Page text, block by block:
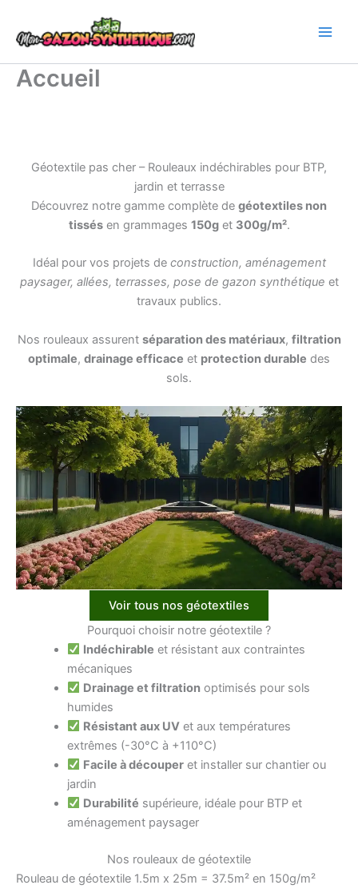
contenu
Accueil
Géotextile pas cher – Rouleaux indéchirables pour BTP,
jardin et terrasse
Découvrez notre gamme complète de géotextiles non
tissésen grammages 150get 300g/m².
Idéal pour vos projets de construction, aménagement
paysager, allées, terrasses, pose de gazon synthétique et
travaux publics.
Nos rouleaux assurent séparation des matériaux, filtration
optimale, drainage efficace et protection durable des
sols.
Voir tous nos géotextiles
Pourquoi choisir notre géotextile ?
Indéchirable et résistant aux contraintes
mécaniques
Drainage et filtration optimisés pour sols
humides
Résistant aux UV et aux températures
extrêmes (-30°C à +110°C)
Facile à découper et installer sur chantier ou
jardin
Durabilité supérieure, idéale pour BTP et
aménagement paysager
Nos rouleaux de géotextile
Rouleau de géotextile 1.5m x 25m = 37.5m² en 150g/m²